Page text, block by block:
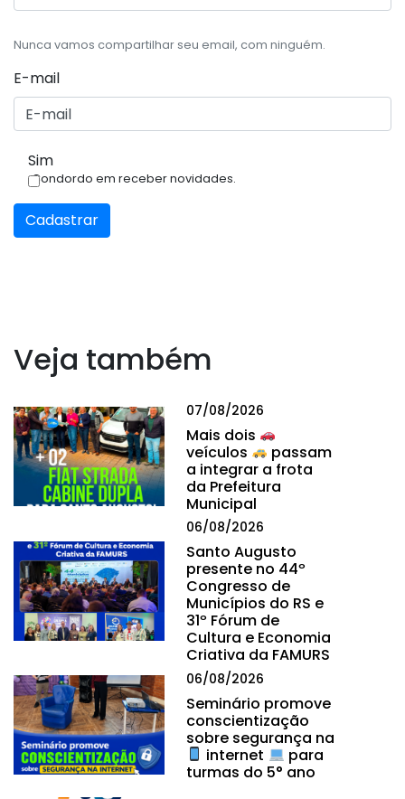
Nunca vamos compartilhar seu email, com ninguém.
E-mail
Sim
Condordo em receber novidades.
Cadastrar
Veja também
07/08/2026
Mais dois
veículos
passam
a integrar a frota
da Prefeitura
Municipal
06/08/2026
Santo Augusto
presente no 44º
Congresso de
Municípios do RS e
31º Fórum de
Cultura e Economia
Criativa da FAMURS
06/08/2026
Seminário promove
conscientização
sobre segurança na
internet
para
turmas do 5° ano